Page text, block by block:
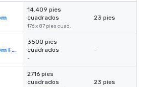
14.409 pies
cuadrados
176 x 87 pies cuad.
23 pies
Grand Ballroom Foyer
3500 pies
cuadrados
-
-
2716 pies
cuadrados
23 pies